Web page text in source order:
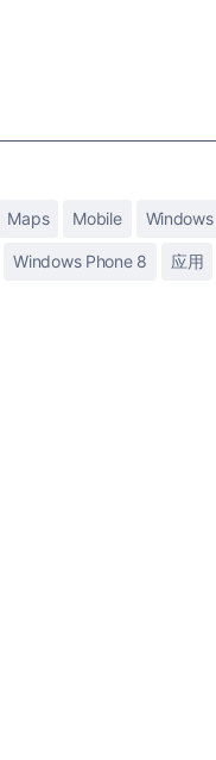
Maps Mobile Windows
Windows Phone 8 应用